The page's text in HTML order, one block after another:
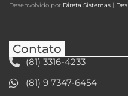
Desenvolvido por Direta Sistemas |
Contato
(81) 3316-4233
(81) 9 7347-6454